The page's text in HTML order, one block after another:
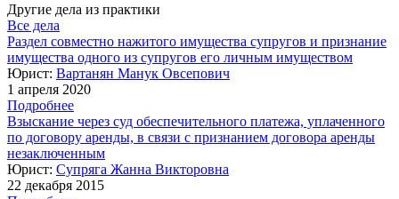
Другие дела из практики
Все дела
Раздел совместно нажитого имущества супругов и признание
имущества одного из супругов его личным имуществом
Юрист: Вартанян Манук Овсепович
1 апреля 2020
Подробнее
Взыскание через суд обеспечительного платежа, уплаченного
по договору аренды, в связи с признанием договора аренды
незаключенным
Юрист: Супряга Жанна Викторовна
22 декабря 2015